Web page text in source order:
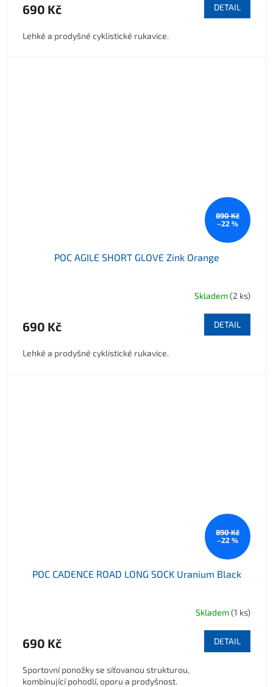
690 Kč DETAIL
Lehké a prodyšné cyklistické rukavice.
890 Kč
–22 %
POC AGILE SHORT GLOVE Zink Orange
Skladem(2 ks)
690 Kč DETAIL
Lehké a prodyšné cyklistické rukavice.
890 Kč
–22 %
POC CADENCE ROAD LONG SOCK Uranium Black
Skladem(1 ks)
690 Kč DETAIL
Sportovní ponožky se síťovanou strukturou,
kombinující pohodlí, oporu a prodyšnost.